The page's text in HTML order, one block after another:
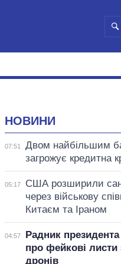
НОВИНИ
07:51
Двом найбільшим
загрожує кредитна
05:17
США розширили
через військову
Китаєм та Іраном
04:57
Радник
про фейкові листи
дронів